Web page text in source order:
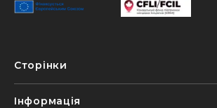
Сторінки
Інформація